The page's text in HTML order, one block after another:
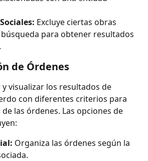
Excluye ciertas obras
búsqueda para obtener resultados
de Órdenes
visualizar los resultados de
con diferentes criterios para
las órdenes. Las opciones de
Organiza las órdenes según la